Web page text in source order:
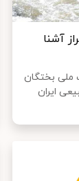
آشنا
ملی بختگان
ایران